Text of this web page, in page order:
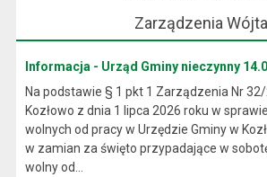
Zarządzenia Wójta
Informacja - Urząd Gminy nieczynny
Na podstawie § 1 pkt 1 Zarządzenia Nr
Kozłowo z dnia 1 lipca 2026 roku w
wolnych od pracy w Urzędzie Gminy w
w zamian za święto przypadające w
wolny od...